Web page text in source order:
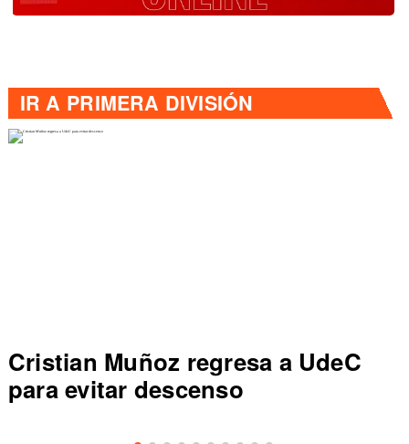
IR A PRIMERA DIVISIÓN
Cristian Muñoz regresa a UdeC
para evitar descenso